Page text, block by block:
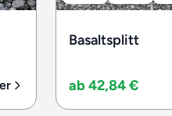
Basaltsplitt
ab 42,84 €